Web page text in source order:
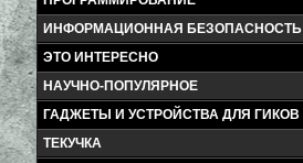
ИНФОРМАЦИОННАЯ БЕЗОПАСНОСТЬ
ЭТО ИНТЕРЕСНО
НАУЧНО-ПОПУЛЯРНОЕ
ГАДЖЕТЫ И УСТРОЙСТВА ДЛЯ ГИКОВ
ТЕКУЧКА